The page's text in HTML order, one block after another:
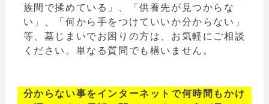
族間で揉めている」、「供養先が見つからな
い」、「何から手をつけていいか分からない」
等、墓じまいでお困りの方は、お気軽にご相談
ください。単なる質問でも構いません。
分からない事をインターネットで何時間もかけ